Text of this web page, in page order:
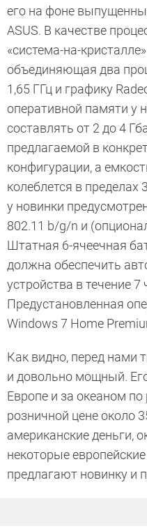
его на фоне
ASUS. В качестве
«система-на-
объединяющая два
1,65 ГГц и графику
оперативной памяти у
составлять от 2 до 4
предлагаемой в
конфигурации, а
колеблется в пределах
у новинки
802.11 b/g/n и
Штатная 6-ячеечная
должна обеспечить
устройства в течение 7
Предустановленная
Windows 7 Home
Как видно, перед нами
и довольно мощный.
Европе и за океаном
розничной цене около
американские деньги,
некоторые
предлагают новинку и